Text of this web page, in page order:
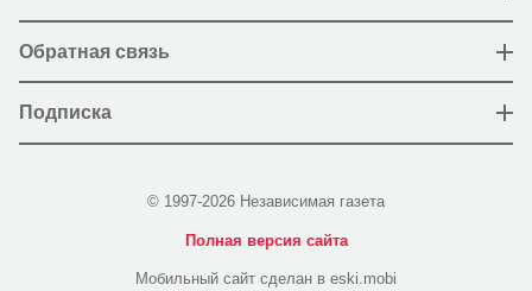
Обратная связь
Подписка
© 1997-2026 Независимая газета
Полная версия сайта
Мобильный сайт сделан в eski.mobi